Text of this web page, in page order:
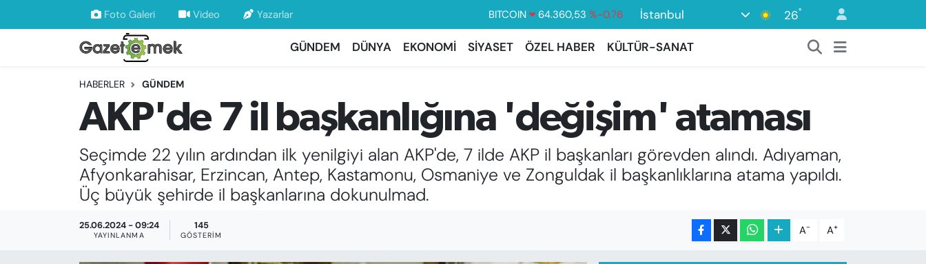
Foto Galeri Video Yazarlar DOLAR 47,7069 %0.17
EURO
55,0265
%0.01
BİST100
13.887 %64
İstanbul 26°
GÜNDEM DÜNYA EKONOMİ SİYASET ÖZEL HABER KÜLTÜR-SANAT
HABERLER GÜNDEM
AKP'de 7 il başkanlığına 'değişim' ataması
Seçimde 22 yılın ardından ilk yenilgiyi alan AKP'de, 7 ilde AKP il başkanları görevden alındı. Adıyaman,
Afyonkarahisar, Erzincan, Antep, Kastamonu, Osmaniye ve Zonguldak il başkanlıklarına atama yapıldı.
Üç büyük şehirde il başkanlarına dokunulmad.
25.06.2024 - 09:24
YAYINLANMA
145
GÖSTERIM A- A+
DÜNYA
EKONOMİ
EMEK HABERLERİ
YENİ MEDYADA EMEK GAZETECİLİĞİNİ
GELİŞTİRMEK
FAYDALI BİLGİLER
Nöbetçi Eczaneler
Hava Durumu
İstanbul Namaz Vakitleri
Trafik Durumu
Süper Lig Puan Durumu ve Fikstür
Tüm Manşetler